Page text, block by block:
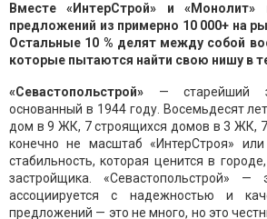
Вместе «ИнтерСтрой» и «Монолит»
предложений из примерно 10 000+ на
Остальные 10 % делят между собой
которые пытаются найти свою нишу в
«Севастопольстрой» — старейший
основанный в 1944 году. Восемьдесят
дом в 9 ЖК, 7 строящихся домов в 3 ЖК,
конечно не масштаб «ИнтерСтроя»
стабильность, которая ценится в
застройщика. «Севастопольстрой» —
ассоциируется с надежностью и
предложений — это не много, но это